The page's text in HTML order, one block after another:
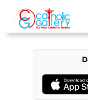
content